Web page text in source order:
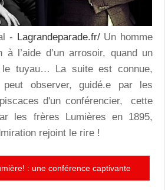
- Lagrandeparade.fr/Un homme
à l’aide d’un arrosoir, quand un
le tuyau… La suite est connue,
peut observer, guidé.e par les
d'un conférencier, cette
les frères Lumières en 1895,
rejoint le rire !
: une conférence captivante